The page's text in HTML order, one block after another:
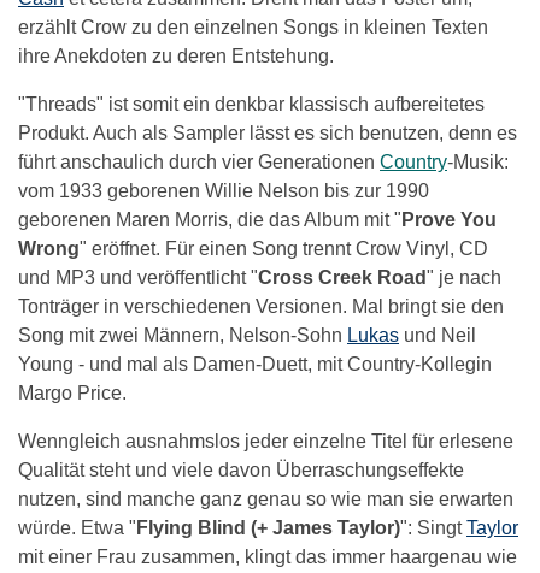
erzählt Crow zu den einzelnen Songs in kleinen Texten
ihre Anekdoten zu deren Entstehung.
"Threads" ist somit ein denkbar klassisch aufbereitetes
Produkt. Auch als Sampler lässt es sich benutzen, denn es
führt anschaulich durch vier Generationen Country-Musik:
vom 1933 geborenen Willie Nelson bis zur 1990
geborenen Maren Morris, die das Album mit " Prove You
Wrong" eröffnet. Für einen Song trennt Crow Vinyl, CD
und MP3 und veröffentlicht "Cross Creek Road" je nach
Tonträger in verschiedenen Versionen. Mal bringt sie den
Song mit zwei Männern, Nelson-Sohn Lukas und Neil
Young - und mal als Damen-Duett, mit Country-Kollegin
Margo Price.
Wenngleich ausnahmslos jeder einzelne Titel für erlesene
Qualität steht und viele davon Überraschungseffekte
nutzen, sind manche ganz genau so wie man sie erwarten
würde. Etwa " Flying Blind (+ James Taylor)": SingtTaylor
mit einer Frau zusammen, klingt das immer haargenau wie